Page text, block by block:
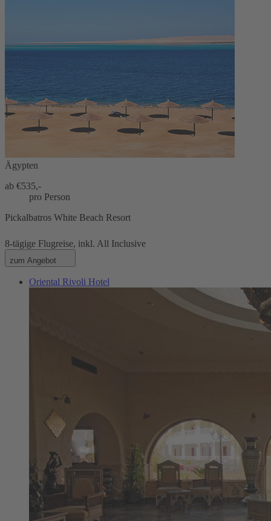
Ägypten
ab €535,-
pro Person
Pickalbatros White Beach Resort
8-tägige Flugreise, inkl. All Inclusive
zum Angebot
Oriental Rivoli Hotel